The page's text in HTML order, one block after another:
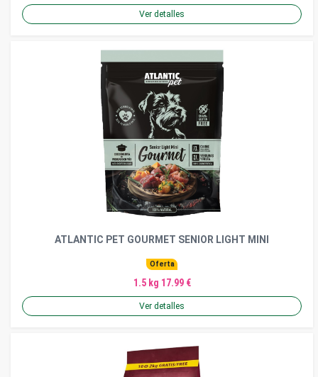
Ver detalles
ATLANTIC PET GOURMET SENIOR LIGHT MINI
Oferta
1.5 kg 17.99 €
Ver detalles